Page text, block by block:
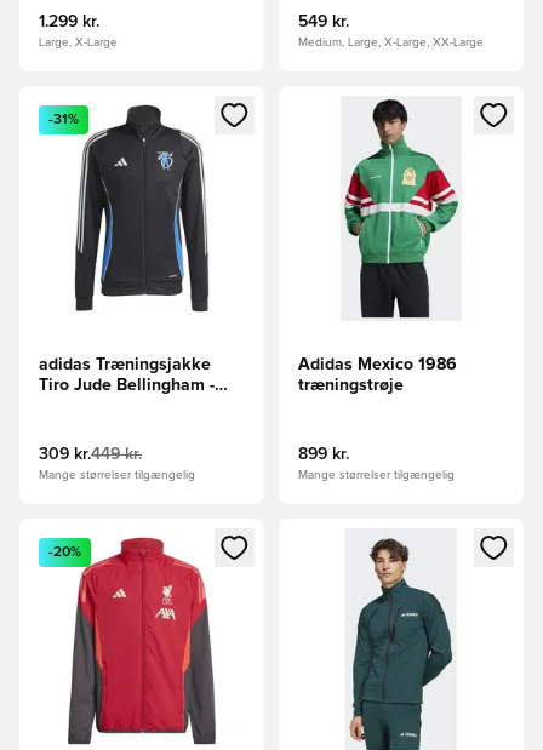
1.299 kr.
Large, X-Large
549 kr.
Medium, Large, X-Large, XX-Large
Åbner en Modal til at logge ind eller tilmelde dig som
-31%
adidas Træningsjakke
Tiro Jude Bellingham -
309 kr.449 kr.
Mange størrelser tilgængelig
Åbner en Modal til at logge
Adidas Mexico 1986
træningstrøje
899 kr.
Mange størrelser tilgængelig
Åbner en Modal til at logge ind eller tilmelde dig som
-20%
Åbner en Modal til at logge